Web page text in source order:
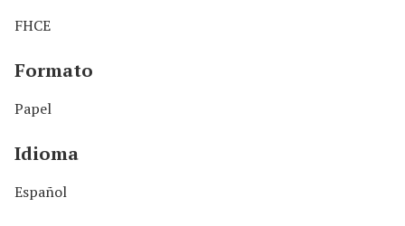
FHCE
Formato
Papel
Idioma
Español